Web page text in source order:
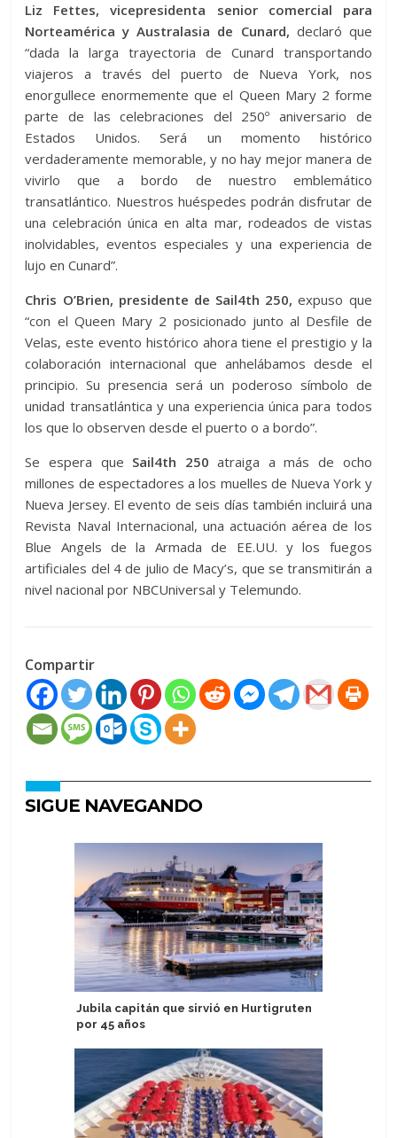
Liz Fettes, vicepresidenta senior comercial para
Norteamérica y Australasia de Cunard, declaró que
“dada la larga trayectoria de Cunard transportando
viajeros a través del puerto de Nueva York, nos
enorgullece enormemente que el Queen Mary 2 forme
parte de las celebraciones del 250º aniversario de
Estados Unidos. Será un momento histórico
verdaderamente memorable, y no hay mejor manera de
vivirlo que a bordo de nuestro emblemático
transatlántico. Nuestros huéspedes podrán disfrutar de
una celebración única en alta mar, rodeados de vistas
inolvidables, eventos especiales y una experiencia de
lujo en Cunard”.
Chris O’Brien, presidente de Sail4th 250, expuso que
“con el Queen Mary 2 posicionado junto al Desfile de
Velas, este evento histórico ahora tiene el prestigio y la
colaboración internacional que anhelábamos desde el
principio. Su presencia será un poderoso símbolo de
unidad transatlántica y una experiencia única para todos
los que lo observen desde el puerto o a bordo”.
Se espera que Sail4th 250 atraiga a más de ocho
millones de espectadores a los muelles de Nueva York y
Nueva Jersey. El evento de seis días también incluirá una
Revista Naval Internacional, una actuación aérea de los
Blue Angels de la Armada de EE.UU. y los fuegos
artificiales del 4 de julio de Macy’s, que se transmitirán a
nivel nacional por NBCUniversal y Telemundo.
Compartir
SIGUE NAVEGANDO
Jubila capitán que sirvió en Hurtigruten
por 45 años